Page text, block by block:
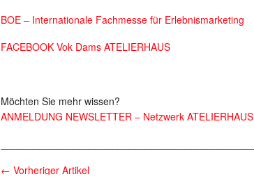
BOE – Internationale Fachmesse für Erlebnismarketing
FACEBOOK Vok Dams ATELIERHAUS
Möchten Sie mehr wissen?
ANMELDUNG NEWSLETTER – Netzwerk ATELIERHAUS
← Vorheriger Artikel